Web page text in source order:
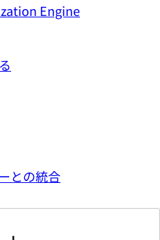
Engine
との統合